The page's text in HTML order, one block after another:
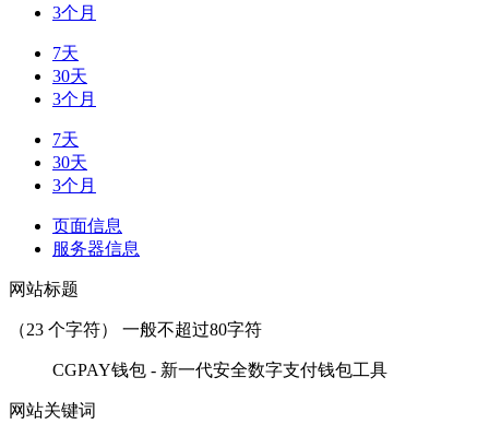
3个月
7天
30天
3个月
7天
30天
3个月
页面信息
服务器信息
网站标题
（23 个字符） 一般不超过80字符
CGPAY钱包 - 新一代安全数字支付钱包工具
网站关键词